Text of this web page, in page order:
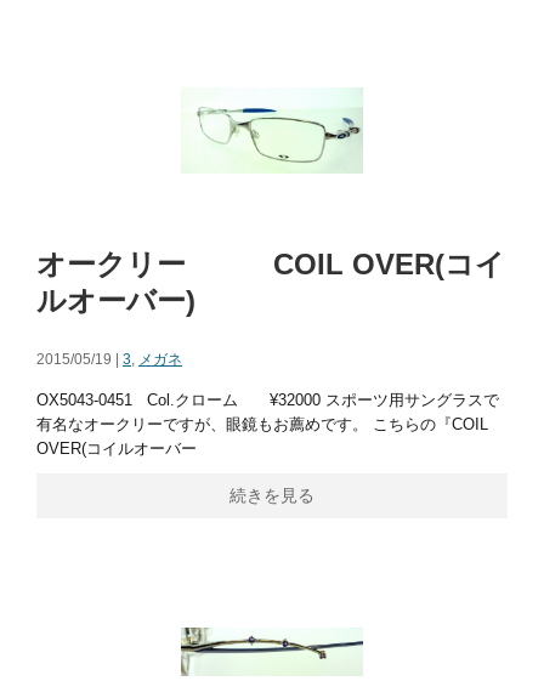
オークリー COIL OVER(コイ
ルオーバー)
2015/05/19 | 3 メガネ
OX5043-0451 Col.クローム ¥32000 スポーツ用サングラスで
有名なオークリーですが、眼鏡もお薦めです。 こちらの『COIL
OVER(コイルオーバー
続きを見る